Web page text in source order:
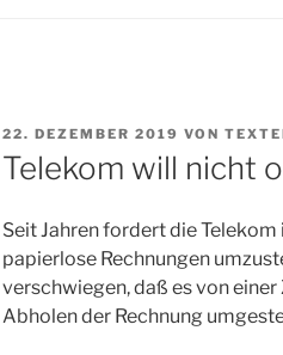
VERÖFFENTLICHT
AM
22. DEZEMBER 2019 VON
Telekom will nicht
Seit Jahren fordert die
papierlose Rechnungen
verschwiegen, daß es von
Abholen der Rechnung